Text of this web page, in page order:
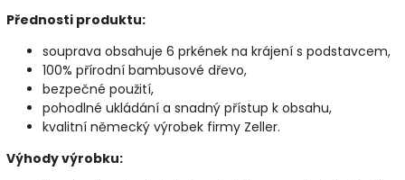
Přednosti produktu:
souprava obsahuje 6 prkének na krájení s podstavcem,
100% přírodní bambusové dřevo,
bezpečné použití,
pohodlné ukládání a snadný přístup k obsahu,
kvalitní německý výrobek firmy Zeller.
Výhody výrobku: